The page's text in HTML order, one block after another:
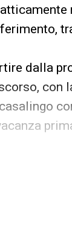
dalla
con
Diretta TV